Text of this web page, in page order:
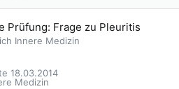
Prüfung: Frage zu Pleuritis
Innere Medizin
Medizin
18.03.2014